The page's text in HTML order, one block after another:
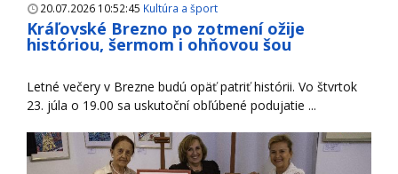
20.07.2026 10:52:45 Kultúra a šport
Kráľovské Brezno po zotmení ožije
históriou, šermom i ohňovou šou
Letné večery v Brezne budú opäť patriť histórii. Vo štvrtok
23. júla o 19.00 sa uskutoční obľúbené podujatie ...